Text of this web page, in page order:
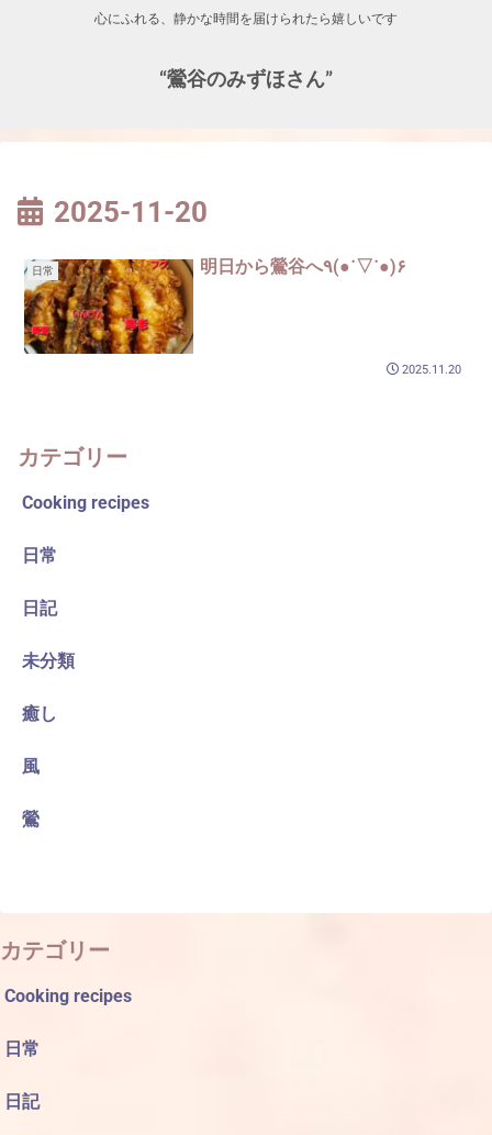
心にふれる、静かな時間を届けられたら嬉しいです
“鶯谷のみずほさん”
2025-11-20
日常 明日から鶯谷へ٩(●˙▽˙●)۶
2025.11.20
カテゴリー
Cooking recipes
日常
日記
未分類
癒し
風
鶯
カテゴリー
Cooking recipes
日常
日記